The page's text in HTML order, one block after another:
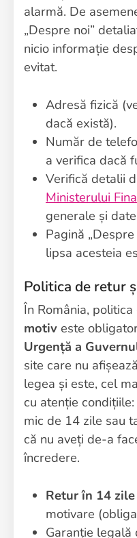
alarmă. De
„Despre noi”
nicio informație
evitat.
Adresă fizică
dacă există).
Număr de
a verifica dacă
Verifică detalii
Ministerului
generale și
Pagină
lipsa acesteia
Politica de retur
În România, politica
motiv este
Urgență a
site care nu
legea și este, cel
cu atenție
mic de 14 zile sau
că nu aveți de-a
încredere.
Retur în 14
motivare
Garanție